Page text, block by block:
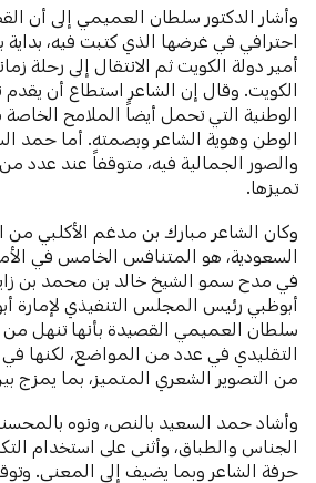
وأشار الدكتور سلطان العميمي إلى أن
احترافي في غرضها الذي كتبت فيه،
أمير دولة الكويت ثم الانتقال إلى رحلة
الكويت. وقال إن الشاعر استطاع أن
الوطنية التي تحمل أيضاً الملامح
الوطن وهوية الشاعر وبصمته. أما حمد
والصور الجمالية فيه، متوقفاً عند عدد
تميزها.
وكان الشاعر مبارك بن مدغم الأكلبي من
السعودية، هو المتنافس الخامس في
في مدح سمو الشيخ خالد بن محمد بن
أبوظبي رئيس المجلس التنفيذي لإمارة
سلطان العميمي القصيدة بأنها تنهل
التقليدي في عدد من المواضع، لكنها في
من التصوير الشعري المتميز، بما يمزج
وأشاد حمد السعيد بالنص، ونوه
الجناس والطباق، وأثنى على استخدام
حرفة الشاعر وبما يضيف إلى المعنى.